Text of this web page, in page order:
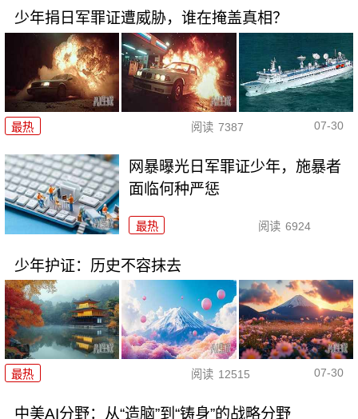
少年捐日军罪证遭威胁，谁在掩盖真相？
最热 阅读 7387 07-30
网暴曝光日军罪证少年，施暴者
面临何种严惩
最热 阅读 6924
少年护证：历史不容抹去
最热 阅读 12515 07-30
中美AI分野：从“造脑”到“铸身”的战略分野